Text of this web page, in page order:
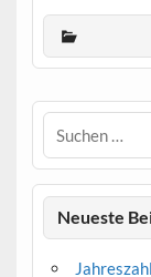
Neueste